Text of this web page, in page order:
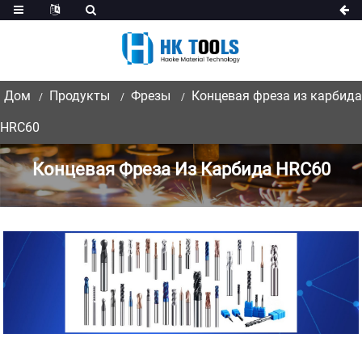
Дом Продукты Фрезы Концевая фреза из карбида
HRC60
Концевая Фреза Из Карбида HRC60